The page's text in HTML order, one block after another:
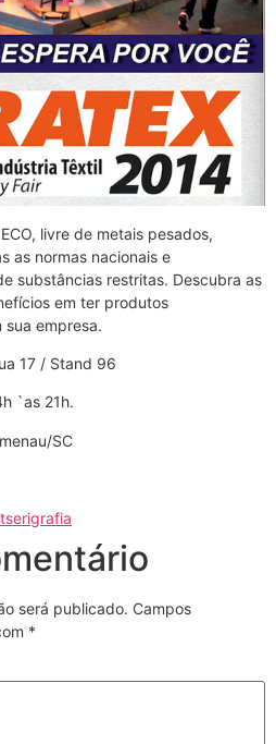
livre de metais pesados,
as normas nacionais e
substâncias restritas. Descubra as
em ter produtos
empresa.
17 / Stand 96
`as 21h.
SC
serigrafia
será publicado. Campos
*